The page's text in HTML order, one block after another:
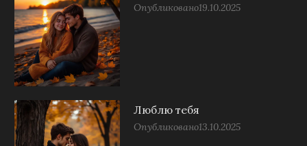
Опубликовано19.10.2025
Люблю тебя
Опубликовано13.10.2025